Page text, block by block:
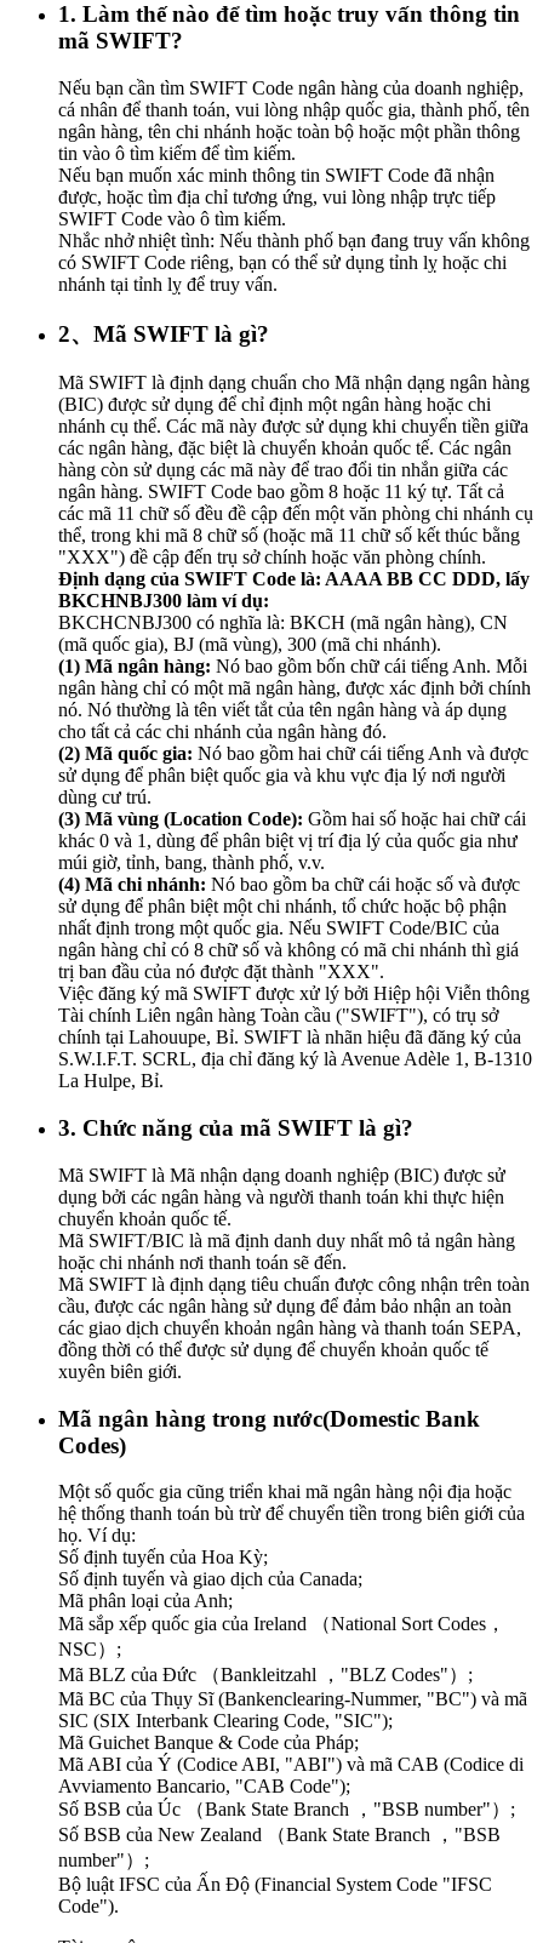
1. Làm thế nào để tìm hoặc truy vấn thông tin
mã SWIFT?
Nếu bạn cần tìm SWIFT Code ngân hàng của doanh nghiệp,
cá nhân để thanh toán, vui lòng nhập quốc gia, thành phố, tên
ngân hàng, tên chi nhánh hoặc toàn bộ hoặc một phần thông
tin vào ô tìm kiếm để tìm kiếm.
Nếu bạn muốn xác minh thông tin SWIFT Code đã nhận
được, hoặc tìm địa chỉ tương ứng, vui lòng nhập trực tiếp
SWIFT Code vào ô tìm kiếm.
Nhắc nhở nhiệt tình: Nếu thành phố bạn đang truy vấn không
có SWIFT Code riêng, bạn có thể sử dụng tỉnh lỵ hoặc chi
nhánh tại tỉnh lỵ để truy vấn.
2、Mã SWIFT là gì?
Mã SWIFT là định dạng chuẩn cho Mã nhận dạng ngân hàng
(BIC) được sử dụng để chỉ định một ngân hàng hoặc chi
nhánh cụ thể. Các mã này được sử dụng khi chuyển tiền giữa
các ngân hàng, đặc biệt là chuyển khoản quốc tế. Các ngân
hàng còn sử dụng các mã này để trao đổi tin nhắn giữa các
ngân hàng. SWIFT Code bao gồm 8 hoặc 11 ký tự. Tất cả
các mã 11 chữ số đều đề cập đến một văn phòng chi nhánh cụ
thể, trong khi mã 8 chữ số (hoặc mã 11 chữ số kết thúc bằng
"XXX") đề cập đến trụ sở chính hoặc văn phòng chính.
Định dạng của SWIFT Code là: AAAA BB CC DDD, lấy
BKCHNBJ300 làm ví dụ:
BKCHCNBJ300 có nghĩa là: BKCH (mã ngân hàng), CN
(mã quốc gia), BJ (mã vùng), 300 (mã chi nhánh).
(1) Mã ngân hàng: Nó bao gồm bốn chữ cái tiếng Anh. Mỗi
ngân hàng chỉ có một mã ngân hàng, được xác định bởi chính
nó. Nó thường là tên viết tắt của tên ngân hàng và áp dụng
cho tất cả các chi nhánh của ngân hàng đó.
(2) Mã quốc gia: Nó bao gồm hai chữ cái tiếng Anh và được
sử dụng để phân biệt quốc gia và khu vực địa lý nơi người
dùng cư trú.
(3) Mã vùng (Location Code): Gồm hai số hoặc hai chữ cái
khác 0 và 1, dùng để phân biệt vị trí địa lý của quốc gia như
múi giờ, tỉnh, bang, thành phố, v.v.
(4) Mã chi nhánh: Nó bao gồm ba chữ cái hoặc số và được
sử dụng để phân biệt một chi nhánh, tổ chức hoặc bộ phận
nhất định trong một quốc gia. Nếu SWIFT Code/BIC của
ngân hàng chỉ có 8 chữ số và không có mã chi nhánh thì giá
trị ban đầu của nó được đặt thành "XXX".
Việc đăng ký mã SWIFT được xử lý bởi Hiệp hội Viễn thông
Tài chính Liên ngân hàng Toàn cầu ("SWIFT"), có trụ sở
chính tại Lahouupe, Bỉ. SWIFT là nhãn hiệu đã đăng ký của
S.W.I.F.T. SCRL, địa chỉ đăng ký là Avenue Adèle 1, B-1310
La Hulpe, Bỉ.
3. Chức năng của mã SWIFT là gì?
Mã SWIFT là Mã nhận dạng doanh nghiệp (BIC) được sử
dụng bởi các ngân hàng và người thanh toán khi thực hiện
chuyển khoản quốc tế.
Mã SWIFT/BIC là mã định danh duy nhất mô tả ngân hàng
hoặc chi nhánh nơi thanh toán sẽ đến.
Mã SWIFT là định dạng tiêu chuẩn được công nhận trên toàn
cầu, được các ngân hàng sử dụng để đảm bảo nhận an toàn
các giao dịch chuyển khoản ngân hàng và thanh toán SEPA,
đồng thời có thể được sử dụng để chuyển khoản quốc tế
xuyên biên giới.
Mã ngân hàng trong nước(Domestic Bank
Codes)
Một số quốc gia cũng triển khai mã ngân hàng nội địa hoặc
hệ thống thanh toán bù trừ để chuyển tiền trong biên giới của
họ. Ví dụ:
Số định tuyến của Hoa Kỳ;
Số định tuyến và giao dịch của Canada;
Mã phân loại của Anh;
Mã sắp xếp quốc gia của Ireland （National Sort Codes，
NSC）;
Mã BLZ của Đức （Bankleitzahl ，"BLZ Codes"）;
Mã BC của Thụy Sĩ (Bankenclearing-Nummer, "BC") và mã
SIC (SIX Interbank Clearing Code, "SIC");
Mã Guichet Banque & Code của Pháp;
Mã ABI của Ý (Codice ABI, "ABI") và mã CAB (Codice di
Avviamento Bancario, "CAB Code");
Số BSB của Úc （Bank State Branch ，"BSB number"）;
Số BSB của New Zealand （Bank State Branch ，"BSB
number"）;
Bộ luật IFSC của Ấn Độ (Financial System Code "IFSC
Code").